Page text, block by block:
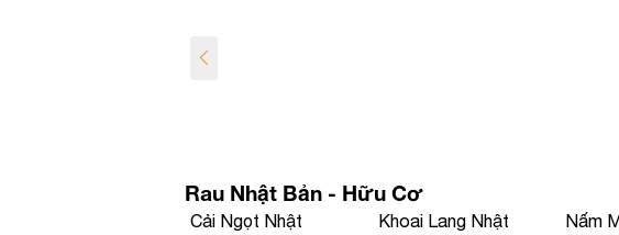
Rau Nhật Bản - Hữu Cơ
Khoai Lang Nhật
Nấm Mỡ Yoshi
Tần